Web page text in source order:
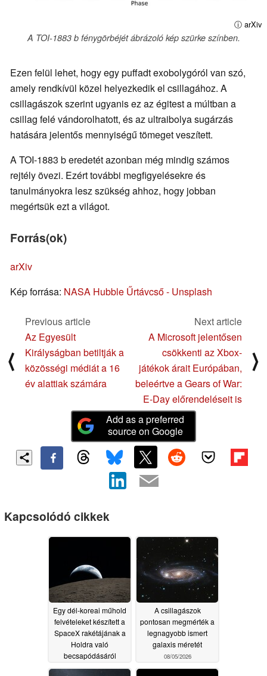
ⓘ arXiv
A TOI-1883 b fénygörbéjét ábrázoló kép szürke színben.
Ezen felül lehet, hogy egy puffadt exobolygóról van szó,
amely rendkívül közel helyezkedik el csillagához. A
csillagászok szerint ugyanis ez az égitest a múltban a
csillag felé vándorolhatott, és az ultraibolya sugárzás
hatására jelentős mennyiségű tömeget veszített.
A TOI-1883 b eredetét azonban még mindig számos
rejtély övezi. Ezért további megfigyelésekre és
tanulmányokra lesz szükség ahhoz, hogy jobban
megértsük ezt a világot.
Forrás(ok)
arXiv
Kép forrása: NASA Hubble Űrtávcső - Unsplash
⟨
Previous article
Az Egyesült
Királyságban betiltják a
közösségi médiát a 16
év alattiak számára
Next article
A Microsoft jelentősen
csökkenti az Xbox-
játékok árait Európában,
beleértve a Gears of War:
E-Day előrendeléseit is
⟩
Add as a preferred
source on Google
Kapcsolódó cikkek
Egy dél-koreai műhold
felvételeket készített a
SpaceX rakétájának a
Holdra való
becsapódásáról
08/09/2026
A csillagászok
pontosan megmérték a
legnagyobb ismert
galaxis méretét
08/05/2026